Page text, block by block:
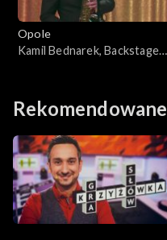
Opole
Kamil Bednarek, Backstage
„Debiuty”